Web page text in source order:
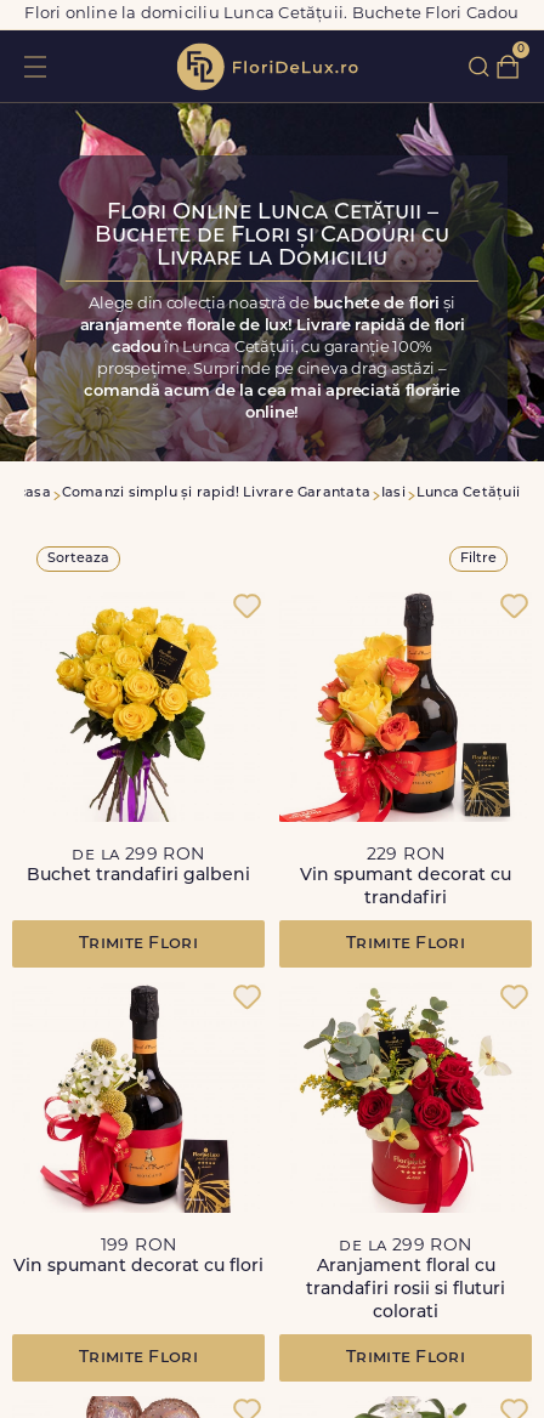
Flori online la domiciliu Lunca Cetățuii. Buchete Flori Cadou
0
Flori Online Lunca Cetățuii –
Buchete de Flori și Cadouri cu
Livrare la Domiciliu
Alege din colecția noastră de buchete de floriși
aranjamente florale de lux! Livrare rapidă de flori
cadou în Lunca Cetățuii, cu garanție 100%
prospețime. Surprinde pe cineva drag astăzi –
comandă acum de la cea mai apreciată florărie
online!
Acasa Comanzi simplu și rapid! Livrare Garantata Iasi Lunca Cetățuii
Sorteaza Filtre
de la 299 RON
Buchet trandafiri galbeni
Trimite Flori
229 RON
Vin spumant decorat cu
trandafiri
Trimite Flori
199 RON
Vin spumant decorat cu flori
Trimite Flori
de la 299 RON
Aranjament floral cu
trandafiri rosii si fluturi
colorati
Trimite Flori